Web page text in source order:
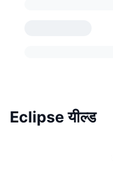
Eclipse यील्ड